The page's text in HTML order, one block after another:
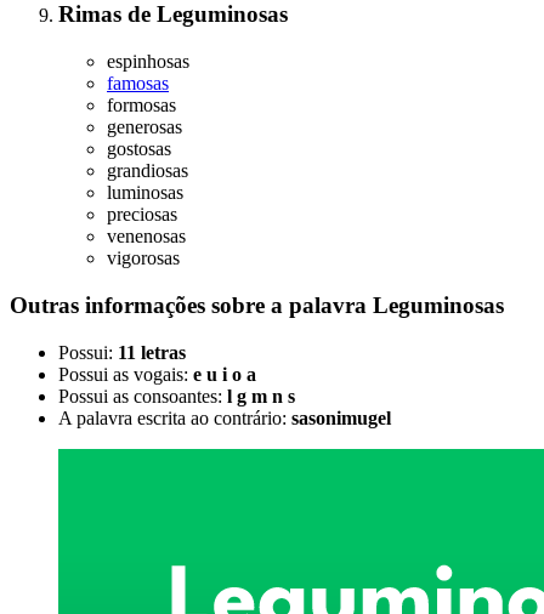
Rimas de Leguminosas
espinhosas
famosas
formosas
generosas
gostosas
grandiosas
luminosas
preciosas
venenosas
vigorosas
Outras informações sobre a palavra Leguminosas
Possui: 11 letras
Possui as vogais: e u i o a
Possui as consoantes: l g m n s
A palavra escrita ao contrário: sasonimugel